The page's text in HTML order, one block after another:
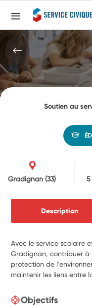
Soutien au
Gradignan(33) 5
Description
Avec le service scolaire
Gradignan, contribuer à
protection de
maintenir les liens entre
Objectifs